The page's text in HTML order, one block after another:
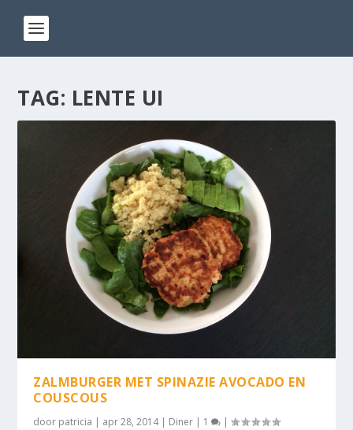
TAG: LENTE UI
ZALMBURGER MET SPINAZIE AVOCADO EN
COUSCOUS
door patricia | apr 28, 2014| Diner | 1 |